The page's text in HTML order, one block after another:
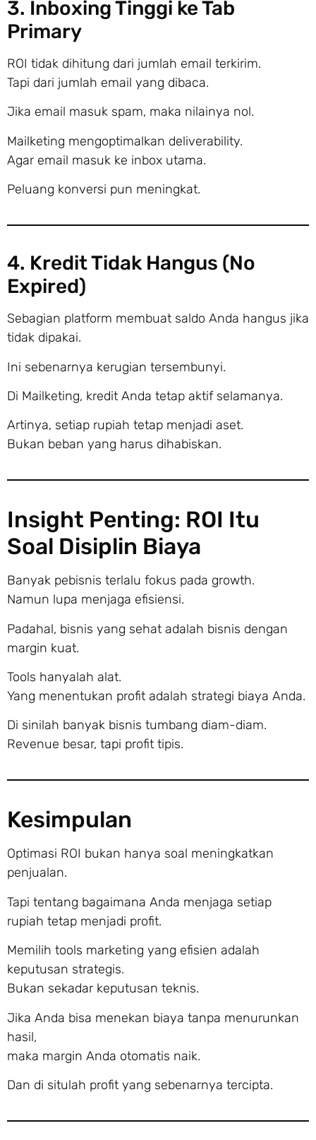
3. Inboxing Tinggi ke Tab
Primary
ROI tidak dihitung dari jumlah email terkirim.
Tapi dari jumlah email yang dibaca.
Jika email masuk spam, maka nilainya nol.
Mailketing mengoptimalkan deliverability.
Agar email masuk ke inbox utama.
Peluang konversi pun meningkat.
4. Kredit Tidak Hangus (No
Expired)
Sebagian platform membuat saldo Anda hangus jika
tidak dipakai.
Ini sebenarnya kerugian tersembunyi.
Di Mailketing, kredit Anda tetap aktif selamanya.
Artinya, setiap rupiah tetap menjadi aset.
Bukan beban yang harus dihabiskan.
Insight Penting: ROI Itu
Soal Disiplin Biaya
Banyak pebisnis terlalu fokus pada growth.
Namun lupa menjaga efisiensi.
Padahal, bisnis yang sehat adalah bisnis dengan
margin kuat.
Tools hanyalah alat.
Yang menentukan profit adalah strategi biaya Anda.
Di sinilah banyak bisnis tumbang diam-diam.
Revenue besar, tapi profit tipis.
Kesimpulan
Optimasi ROI bukan hanya soal meningkatkan
penjualan.
Tapi tentang bagaimana Anda menjaga setiap
rupiah tetap menjadi profit.
Memilih tools marketing yang efisien adalah
keputusan strategis.
Bukan sekadar keputusan teknis.
Jika Anda bisa menekan biaya tanpa menurunkan
hasil,
maka margin Anda otomatis naik.
Dan di situlah profit yang sebenarnya tercipta.